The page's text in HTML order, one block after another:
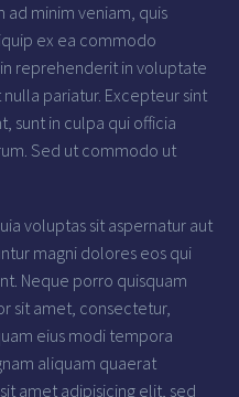
ad minim veniam, quis
ex ea commodo
reprehenderit in voluptate
pariatur. Excepteur sint
sunt in culpa qui officia
Sed ut commodo ut
voluptas sit aspernatur aut
magni dolores eos qui
Neque porro quisquam
sit amet, consectetur,
eius modi tempora
aliquam quaerat
amet adipisicing elit, sed